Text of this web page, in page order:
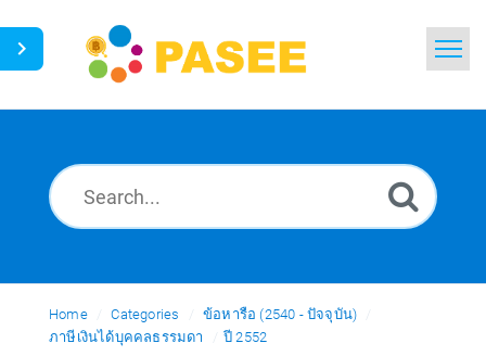
News
Ask a Question
Home Categories
ข้อหารือ (2540 - ปัจจุบัน)
ภาษีเงินได้บุคคลธรรมดา
ปี 2552